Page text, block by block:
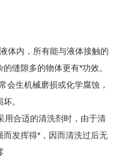
体内，所有能与液体接触的
缝隙多的物体更有*功效。
会生机械磨损或化学腐蚀，
。
用合适的清洗剂时，由于清
发挥得*，因而清洗过后无